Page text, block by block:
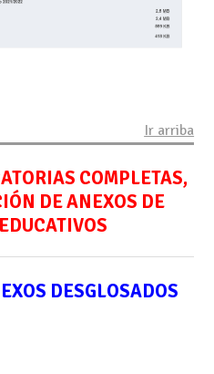
Ir arriba
COMPLETAS,
DE ANEXOS DE
DESGLOSADOS